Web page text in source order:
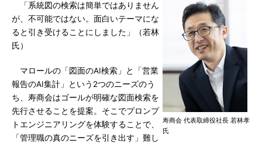
寿商会 代表取締役社長 若林孝
氏
「系統図の検索は簡単ではありません
が、不可能ではない。面白いテーマにな
ると引き受けることにしました」（若林
氏）
マロールの「図面のAI検索」と「営業
報告のAI集計」という2つのニーズのう
ち、寿商会はゴールが明確な図面検索を
先行させることを提案。そこでプロンプ
トエンジニアリングを体験することで、
「管理職の真のニーズを引き出す」難し